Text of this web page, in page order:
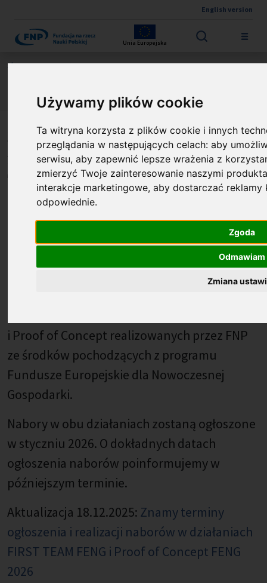
Używamy plików cookie
Ta witryna korzysta z plików cookie i innych
przeglądania w następujących celach:aby
serwisu,aby zapewnić lepsze wrażenia z
zmierzyć Twoje zainteresowanie naszymi
interakcje marketingowe,aby dostarczać reklamy
odpowiednie.
Zgoda
Odmawiam
Zmiana
English version
Unia Europejska
Jesteś tutaj:
Aktualności
Team i Proof of Concept
Zmiana terminu ogłoszenia
naborów w działaniach First
Team i Proof of Concept
Opublikowano: %s
11.12.2025
Fundacja na rzecz Nauki Polskiej (FNP)
prowadzonymi przez Instytucję Zarządzającą
(MFiPR) nad aktualizacją harmonogramu
i Proof of Concept realizowanych przez FNP
ze środków pochodzących z programu
Fundusze Europejskie dla Nowoczesnej
Gospodarki.
Nabory w obu działaniach zostaną ogłoszone
w styczniu 2026. O dokładnych datach
ogłoszenia naborów poinformujemy w
późniejszym terminie.
Aktualizacja 18.12.2025: Znamy terminy
ogłoszenia i realizacji naborów w działaniach
FIRST TEAM FENG i Proof of Concept FENG
2026